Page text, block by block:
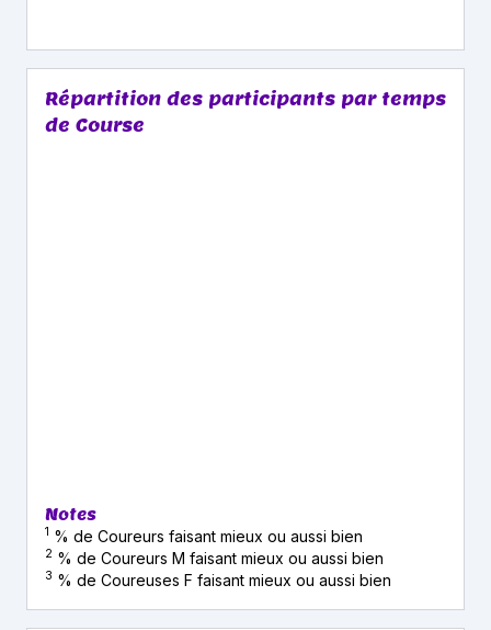
Répartition des participants par temps
de Course
Notes
1 % de Coureurs faisant mieux ou aussi bien
2 % de Coureurs M faisant mieux ou aussi bien
3 % de Coureuses F faisant mieux ou aussi bien